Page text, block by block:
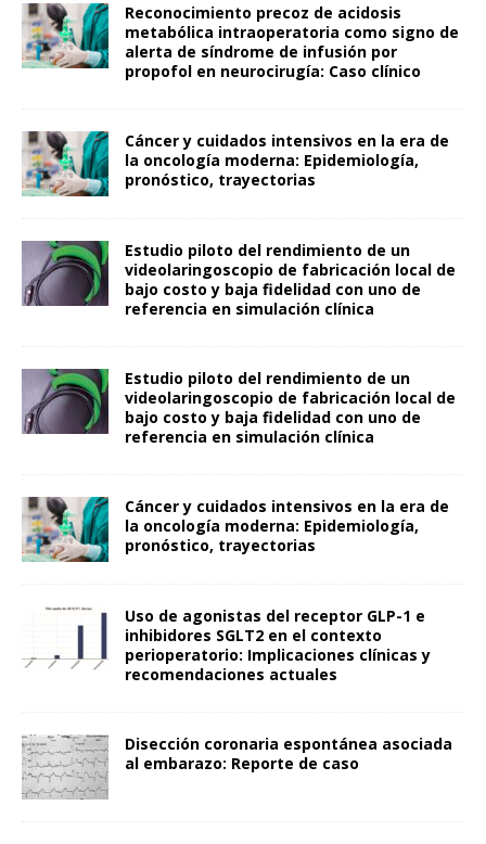
Reconocimiento precoz de acidosis
metabólica intraoperatoria como signo de
alerta de síndrome de infusión por
propofol en neurocirugía: Caso clínico
Cáncer y cuidados intensivos en la era de
la oncología moderna: Epidemiología,
pronóstico, trayectorias
Estudio piloto del rendimiento de un
videolaringoscopio de fabricación local de
bajo costo y baja fidelidad con uno de
referencia en simulación clínica
Estudio piloto del rendimiento de un
videolaringoscopio de fabricación local de
bajo costo y baja fidelidad con uno de
referencia en simulación clínica
Cáncer y cuidados intensivos en la era de
la oncología moderna: Epidemiología,
pronóstico, trayectorias
Uso de agonistas del receptor GLP-1 e
inhibidores SGLT2 en el contexto
perioperatorio: Implicaciones clínicas y
recomendaciones actuales
Disección coronaria espontánea asociada
al embarazo: Reporte de caso